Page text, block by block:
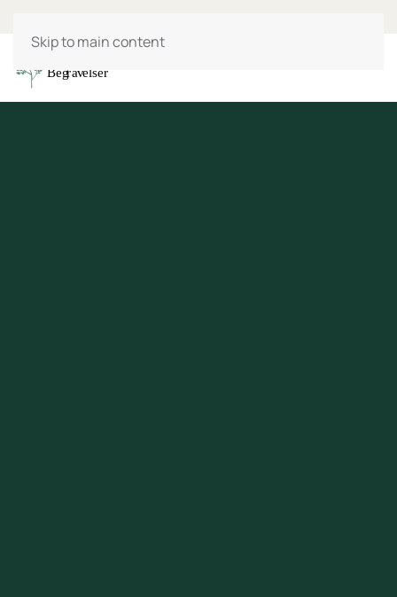
Skip to main content